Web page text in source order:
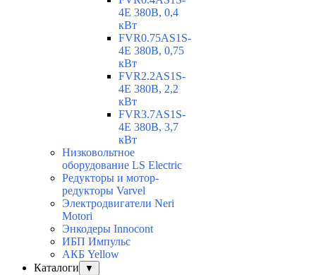
4E 380В, 0,4
кВт
FVR0.75AS1S-
4E 380В, 0,75
кВт
FVR2.2AS1S-
4E 380В, 2,2
кВт
FVR3.7AS1S-
4E 380В, 3,7
кВт
Низковольтное
оборудование LS Electric
Редукторы и мотор-
редукторы Varvel
Электродвигатели Neri
Motori
Энкодеры Innocont
ИБП Импульс
АКБ Yellow
Каталоги
▼